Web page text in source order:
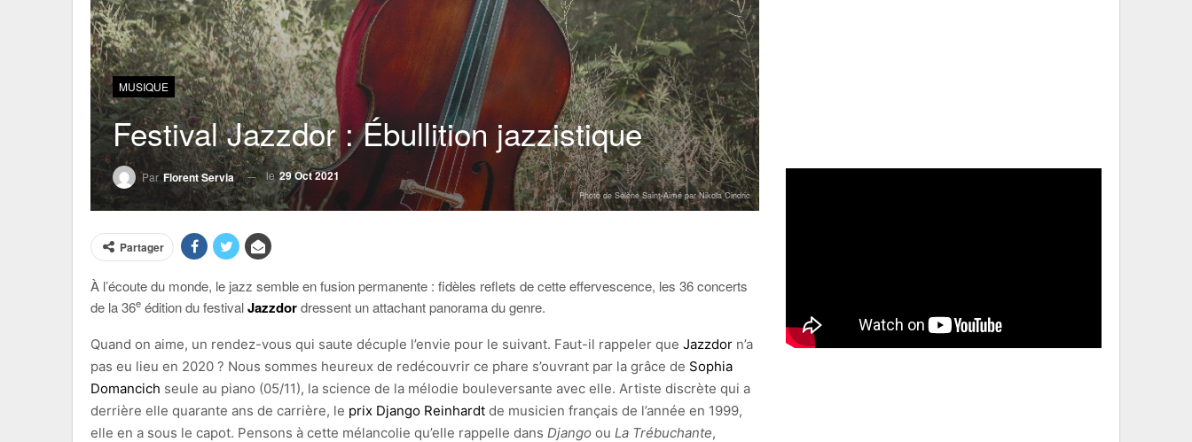
MUSIQUE
Festival Jazzdor : Ébullition jazzistique
Par Florent Servia le29 Oct 2021
Photo de Sélène Saint-Aimé par Nikola Cindric
Partager
À l’écoute du monde, le jazz semble en fusion permanente : fidèles reflets de cette effervescence, les 36 concerts
de la 36e édition du festivalJazzdordressent un attachant panorama du genre.
Quand on aime, un rendez-vous qui saute décuple l’envie pour le suivant. Faut-il rappeler que Jazzdor n’a
pas eu lieu en 2020 ? Nous sommes heureux de redécouvrir ce phare s’ouvrant par la grâce de Sophia
Domancich seule au piano (05/11), la science de la mélodie bouleversante avec elle. Artiste discrète qui a
derrière elle quarante ans de carrière, le prix Django Reinhardt de musicien français de l’année en 1999,
elle en a sous le capot. Pensons à cette mélancolie qu’elle rappelle dans Django ou La Trébuchante,